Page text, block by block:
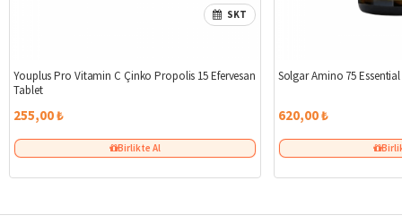
SKT
Youplus Pro Vitamin C Çinko Propolis 15 Efervesan
Tablet
255,00 ₺
Birlikte Al
Solgar Amino 75
620,00 ₺